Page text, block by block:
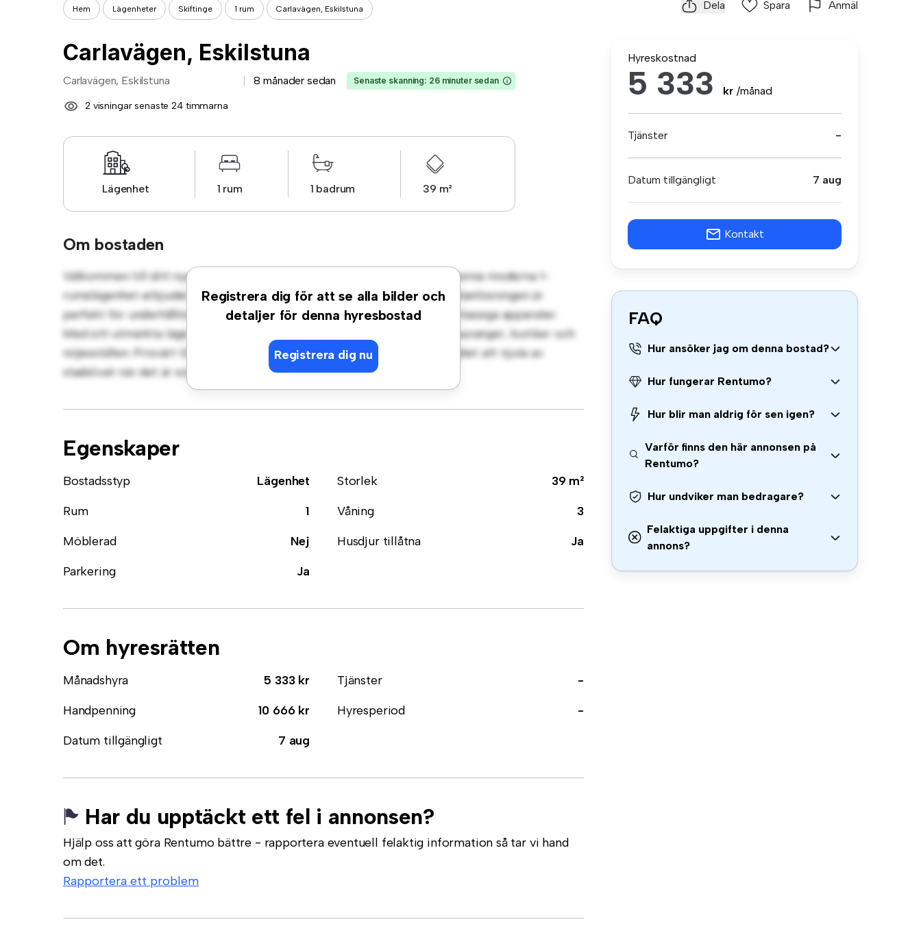
Hem Lägenheter Skiftinge 1 rum Carlavägen, Eskilstuna Dela Spara Anmäl
Carlavägen, Eskilstuna
Carlavägen, Eskilstuna 8 månader sedan Senaste skanning: 26 minuter sedan
2 visningar senaste 24 timmarna
Lägenhet 1 rum 1 badrum 39 m²
Om bostaden
Registrera dig för att se alla bilder och
detaljer för denna hyresbostad
Registrera dig nu
Välkommen till ditt nya urbana tillflyktsort på Carlavägen, Eskilstuna! Denna moderna 1-
rumslägenhet erbjuder ett elegant och mysigt vardagsrum. Den öppna planlösningen är
perfekt för underhållning, och det eleganta köket är utrustat med förstklassiga apparater.
Med sitt utmärkta läge ligger du bara några steg från stadens bästa restauranger, butiker och
nöjesställen. Prisvärt till 5 333 kr är denna lägenhet en fantastisk möjlighet att njuta av
stadslivet när det är som bäst. Missa inte det – boka en visning idag!
Egenskaper
Bostadsstyp Lägenhet Storlek
39 m²
Rum
1 Våning
3
Möblerad
Nej Husdjur tillåtna
Ja
Parkering
Ja
Om hyresrätten
Månadshyra 5 333 kr Tjänster
-
Handpenning
10 666 kr Hyresperiod
-
Datum tillgängligt
7 aug
Har du upptäckt ett fel i annonsen?
Hjälp oss att göra Rentumo bättre - rapportera eventuell felaktig information så tar vi hand
om det.
Rapportera ett problem
Hyreskostnad
5 333 kr /månad
Tjänster -
Datum tillgängligt 7 aug
Kontakt
FAQ
Hur ansöker jag om denna bostad?
Hur fungerar Rentumo?
Hur blir man aldrig för sen igen?
Varför finns den här annonsen på
Rentumo?
Hur undviker man bedragare?
Felaktiga uppgifter i denna
annons?